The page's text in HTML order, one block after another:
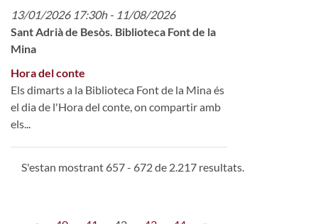
13/01/2026 17:30h - 11/08/2026
Sant Adrià de Besòs. Biblioteca Font de la
Mina
Hora del conte
Els dimarts a la Biblioteca Font de la Mina és
el dia de l'Hora del conte, on compartir amb
els...
S'estan mostrant 657 - 672 de 2.217 resultats.